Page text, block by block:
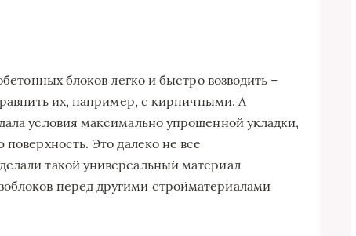
блоков легко и быстро возводить –
их, например, с кирпичными. А
условия максимально упрощенной укладки,
Это далеко не все
такой универсальный материал
перед другими стройматериалами